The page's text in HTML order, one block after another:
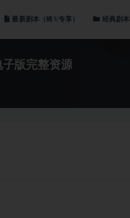
最新剧本（终V专享） 经典剧本
子版完整资源